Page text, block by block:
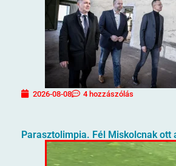
2026-08-08 4 hozzászólás
Parasztolimpia. Fél Miskolcnak ott